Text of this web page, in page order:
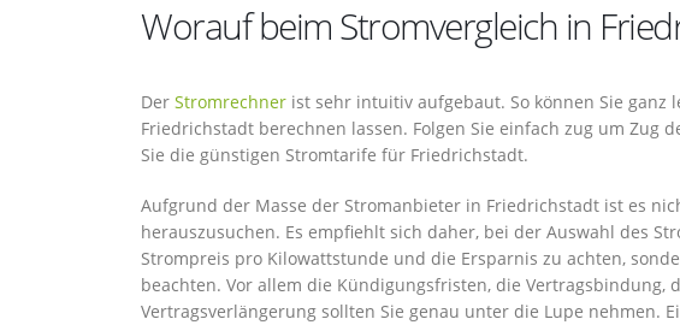
Worauf beim Stromvergleich in
Der Stromrechner ist sehr intuitiv aufgebaut. So können Sie ganz
Friedrichstadt berechnen lassen. Folgen Sie einfach zug um Zug
Sie die günstigen Stromtarife für Friedrichstadt.
Aufgrund der Masse der Stromanbieter in Friedrichstadt ist es
herauszusuchen. Es empfiehlt sich daher, bei der Auswahl des
Strompreis pro Kilowattstunde und die Ersparnis zu achten,
beachten. Vor allem die Kündigungsfristen, die Vertragsbindung,
Vertragsverlängerung sollten Sie genau unter die Lupe nehmen.